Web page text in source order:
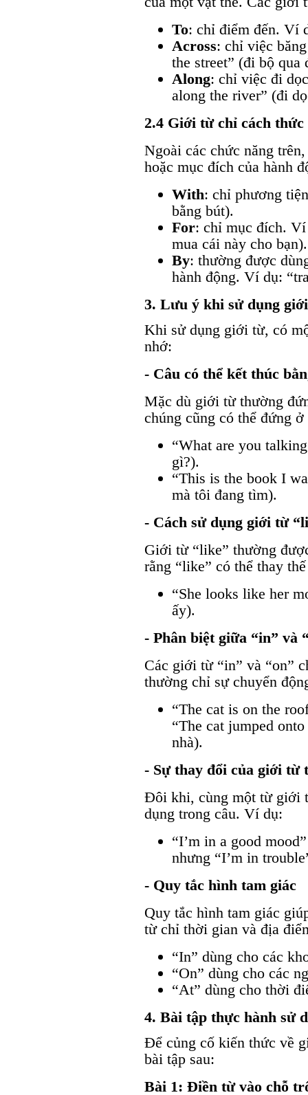
To: chỉ điểm đến. Ví
Across: chỉ việc
the street” (đi bộ qua
Along: chỉ việc đi
along the river” (đi
2.4 Giới từ chỉ cách
Ngoài các chức năng
hoặc mục đích của hành
With: chỉ phương
bằng bút).
For: chỉ mục đích.
mua cái này cho bạn).
By: thường được
hành động. Ví dụ:
3. Lưu ý khi sử dụng
Khi sử dụng giới từ, có
nhớ:
- Câu có thể kết thúc
Mặc dù giới từ thường
chúng cũng có thể đứng
“What are you
gì?).
“This is the book I
mà tôi đang tìm).
- Cách sử dụng giới từ
Giới từ “like” thường
rằng “like” có thể thay
“She looks like her
ấy).
- Phân biệt giữa “in” và
Các giới từ “in” và “on”
thường chỉ sự chuyển
“The cat is on the
“The cat jumped
nhà).
- Sự thay đổi của giới từ
Đôi khi, cùng một từ giới
dụng trong câu. Ví dụ:
“I’m in a good
nhưng “I’m in
- Quy tắc hình tam giác
Quy tắc hình tam giác
từ chỉ thời gian và địa
“In” dùng cho các
“On” dùng cho các
“At” dùng cho thời
4. Bài tập thực hành sử
Để củng cố kiến thức về
bài tập sau:
Bài 1: Điền từ vào chỗ